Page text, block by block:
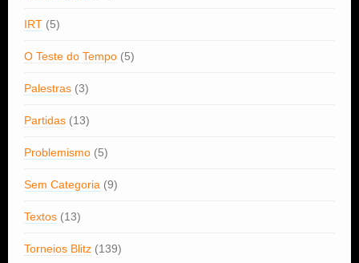
IRT (5)
O Teste do Tempo (5)
Palestras (3)
Partidas (13)
Problemismo (5)
Sem Categoria (9)
Textos (13)
Torneios Blitz (139)